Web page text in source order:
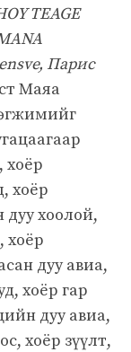
TEAGE
Парис
Маяа
хоёр
хоёр
дуу хоолой,
хоёр
дуу авиа,
хоёр гар
дуу авиа,
хоёр зүүлт,